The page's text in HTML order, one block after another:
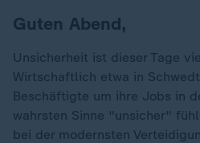
Guten Abend,
Unsicherheit ist dieser Tage
Wirtschaftlich etwa in
Beschäftigte um ihre Jobs in
wahrsten Sinne "unsicher"
bei der modernsten